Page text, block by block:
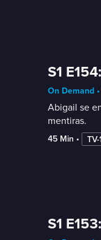
S1
On Demand
Abigail se
mentiras.
45 Min • TV-
S1